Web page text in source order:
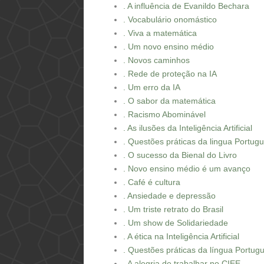
. A influência de Evanildo Bechara
. Vocabulário onomástico
. Viva a matemática
. Um novo ensino médio
. Novos caminhos
. Rede de proteção na IA
. Um erro da IA
. O sabor da matemática
. Racismo Abominável
. As ilusões da Inteligência Artificial
. Questões práticas da lingua
. O sucesso da Bienal do Livro
. Novo ensino médio é um avanço
. Café é cultura
. Ansiedade e depressão
. Um triste retrato do Brasil
. Um show de Solidariedade
. A ética na Inteligência Artificial
. Questões práticas da língua